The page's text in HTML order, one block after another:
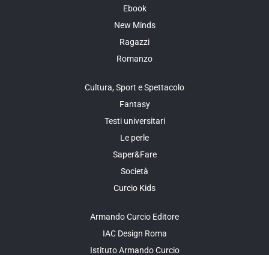
Ebook
New Minds
Ragazzi
Romanzo
Cultura, Sport e Spettacolo
Fantasy
Testi universitari
Le perle
Saper&Fare
Società
Curcio Kids
Armando Curcio Editore
IAC Design Roma
Istituto Armando Curcio